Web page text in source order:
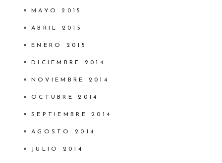
MAYO 2015
ABRIL 2015
ENERO 2015
DICIEMBRE 2014
NOVIEMBRE 2014
OCTUBRE 2014
SEPTIEMBRE 2014
AGOSTO 2014
JULIO 2014